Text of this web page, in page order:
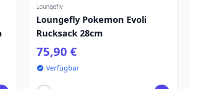
Loungefly
Loungefly Pokemon Evoli
Rucksack 28cm
75,90 €
Verfügbar